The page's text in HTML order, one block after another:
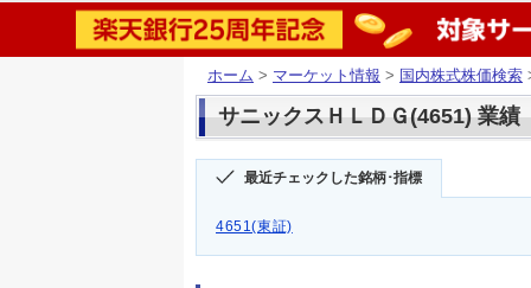
ホーム > マーケット情報 > 国内株式株価検索
サニックスＨＬＤＧ(4651) 業績
最近チェックした銘柄･指標
4651(東証)